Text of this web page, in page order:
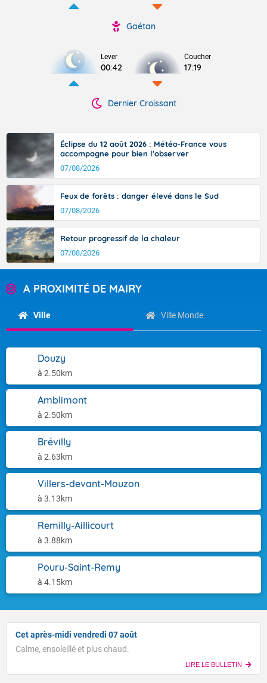
Gaétan
Lever
00:42
Coucher
17:19
Dernier Croissant
Éclipse du 12 août 2026 : Météo-France vous
accompagne pour bien l'observer
07/08/2026
Feux de forêts : danger élevé dans le Sud
07/08/2026
Retour progressif de la chaleur
07/08/2026
A PROXIMITÉ DE MAIRY
Ville Ville Monde
Douzy
à 2.50km
Amblimont
à 2.50km
Brévilly
à 2.63km
Villers-devant-Mouzon
à 3.13km
Remilly-Aillicourt
à 3.88km
Pouru-Saint-Remy
à 4.15km
Cet après-midi vendredi 07 août
Calme, ensoleillé et plus chaud.
LIRE LE BULLETIN